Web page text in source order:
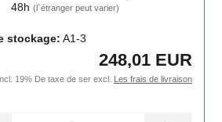
48h (l`étranger peut varier)
stockage: A1-3
248,01 EUR
19% De taxe de ser excl. Les frais de livraison